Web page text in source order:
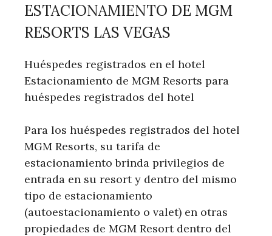
ESTACIONAMIENTO DE MGM
RESORTS LAS VEGAS
Huéspedes registrados en el hotel
Estacionamiento de MGM Resorts para
huéspedes registrados del hotel
Para los huéspedes registrados del hotel
MGM Resorts, su tarifa de
estacionamiento brinda privilegios de
entrada en su resort y dentro del mismo
tipo de estacionamiento
(autoestacionamiento o valet) en otras
propiedades de MGM Resort dentro del